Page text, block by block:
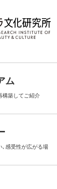
ム
構築してご紹介
感受性が広がる場